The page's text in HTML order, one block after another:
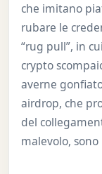
che imitano
rubare le
“rug pull”, in
crypto
averne
airdrop, che
del
malevolo,